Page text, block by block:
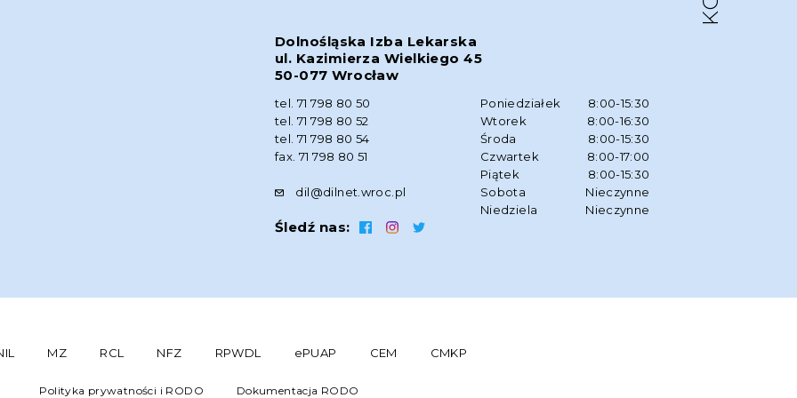
Dolnośląska Izba Lekarska
ul. Kazimierza Wielkiego 45
50-077 Wrocław
tel. 71 798 80 50
tel. 71 798 80 52
tel. 71 798 80 54
fax. 71 798 80 51
dil@dilnet.wroc.pl
Śledź nas:
Poniedziałek
8:00-15:30
Wtorek
8:00-16:30
Środa
8:00-15:30
Czwartek
8:00-17:00
Piątek
8:00-15:30
Sobota
Nieczynne
Niedziela
Nieczynne
MZ RCL NFZ RPWDL ePUAP CEM CMKP
Polityka prywatności i RODO Dokumentacja RODO